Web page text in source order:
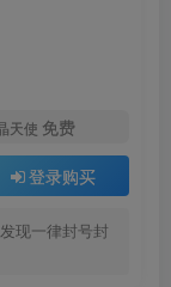
天使 免费
登录购买
现一律封号封